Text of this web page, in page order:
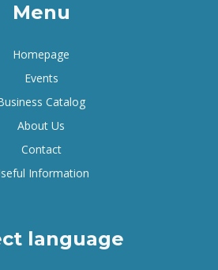
Menu
Homepage
Events
Catalog
About Us
Contact
Information
language